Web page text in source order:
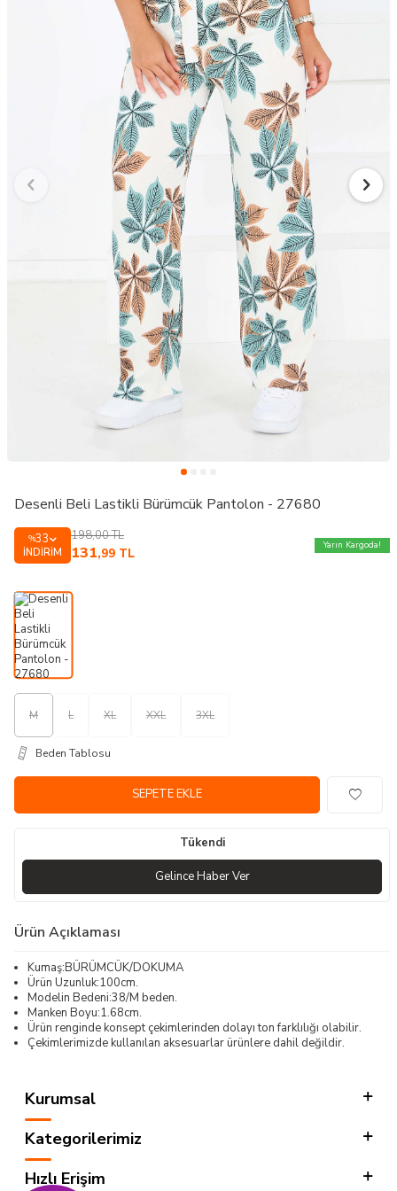
Desenli Beli Lastikli Bürümcük Pantolon - 27680
%33
İNDIRIM
198,00TL
131,99 TL
Yarın Kargoda!
M L XL XXL 3XL
Beden Tablosu
SEPETE EKLE
Tükendi
Gelince Haber Ver
Ürün Açıklaması
Kumaş:BÜRÜMCÜK/DOKUMA
Ürün Uzunluk:100cm.
Modelin Bedeni:38/M beden.
Manken Boyu:1.68cm.
Ürün renginde konsept çekimlerinden dolayı ton farklılığı olabilir.
Çekimlerimizde kullanılan aksesuarlar ürünlere dahil değildir.
Kurumsal
Kategorilerimiz
Hızlı Erişim